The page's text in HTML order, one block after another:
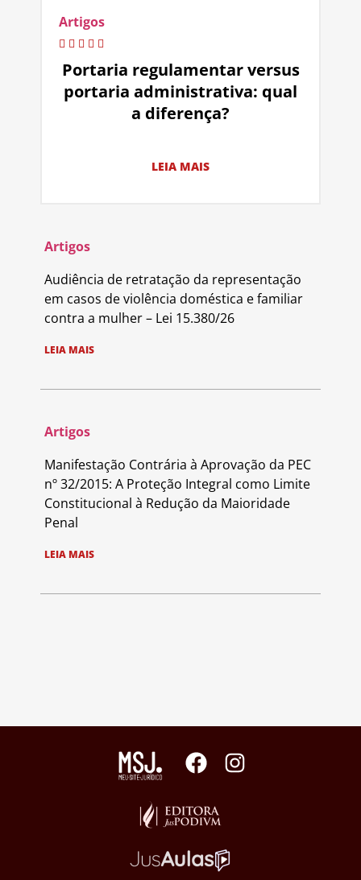
Artigos
Portaria regulamentar versus
portaria administrativa: qual
a diferença?
LEIA MAIS
Artigos
Audiência de retratação da representação
em casos de violência doméstica e familiar
contra a mulher – Lei 15.380/26
LEIA MAIS
Artigos
Manifestação Contrária à Aprovação da PEC
nº 32/2015: A Proteção Integral como Limite
Constitucional à Redução da Maioridade
Penal
LEIA MAIS